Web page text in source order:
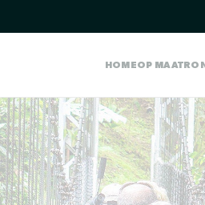
HOMEOP MAAT